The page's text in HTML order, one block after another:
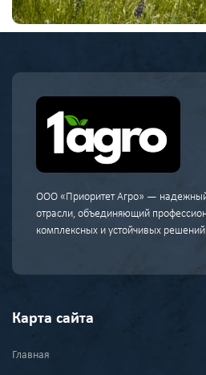
ООО «Приоритет Агро» —
отрасли, объединяющий
комплексных и устойчивых решений
Карта сайта
Главная